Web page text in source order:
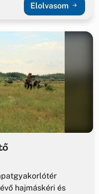
Elolvasom
hajmáskéri és